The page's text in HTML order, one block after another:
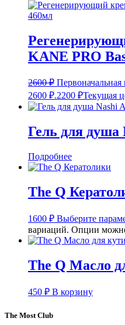
KANE PRO
2600₽ Первоначальная
2600 ₽.2200 ₽Текущая
Гель для душа
Подробнее
The Q
1600 ₽ Выберите
вариаций. Опции
The Q Масло
450 ₽ В корзину
The Most Club